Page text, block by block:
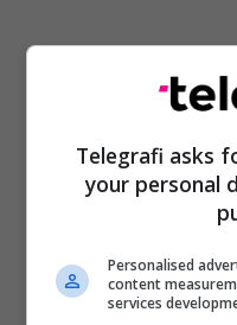
La Liga
Deportivo Alaves
Telegrafi asks
your personal
Personalised
content
services